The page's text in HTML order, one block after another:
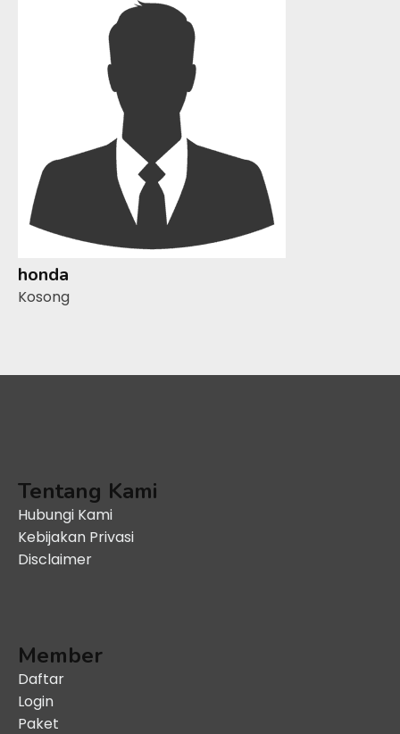
honda
Kosong
Tentang Kami
Hubungi Kami
Kebijakan Privasi
Disclaimer
Member
Daftar
Login
Paket